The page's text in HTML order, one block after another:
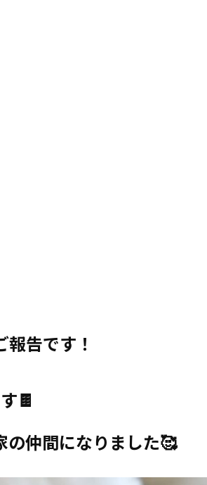
告です！
🍫
の仲間になりました🥰